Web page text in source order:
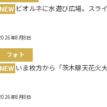
NEW ビオルネに水遊び広場。スラ
年8月8日
フォト
NEW いま枚方から「茨木辯天花火
年8月8日